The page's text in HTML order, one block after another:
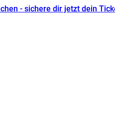
- sichere dir jetzt dein